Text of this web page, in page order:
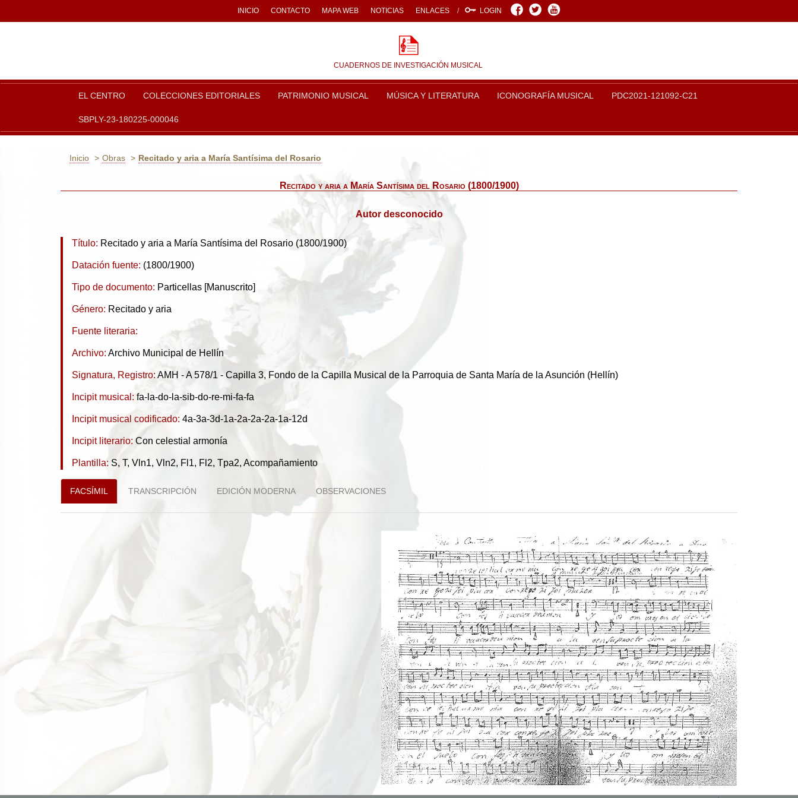
INICIO CONTACTO MAPA WEB NOTICIAS ENLACES LOGIN Facebook
TwitterYoutube
CUADERNOS DE INVESTIGACIÓN MUSICAL
EL CENTRO COLECCIONES EDITORIALES PATRIMONIO MUSICAL MÚSICA Y LITERATURA ICONOGRAFÍA MUSICAL PDC2021-121092-C21
SBPLY-23-180225-000046
Inicio Obras Recitado y aria a María Santísima del Rosario
Recitado y aria a María Santísima del Rosario (1800/1900)
Autor desconocido
Título: Recitado y aria a María Santísima del Rosario (1800/1900)
Datación fuente: (1800/1900)
Tipo de documento: Particellas [Manuscrito]
Género: Recitado y aria
Fuente literaria:
Archivo: Archivo Municipal de Hellín
Signatura, Registro: AMH - A 578/1 - Capilla 3, Fondo de la Capilla Musical de la Parroquia de Santa María de la Asunción (Hellín)
Incipit musical: fa-la-do-la-sib-do-re-mi-fa-fa
Incipit musical codificado: 4a-3a-3d-1a-2a-2a-2a-1a-12d
Incipit literario: Con celestial armonía
Plantilla: S, T, Vln1, Vln2, Fl1, Fl2, Tpa2, Acompañamiento
FACSÍMIL TRANSCRIPCIÓN EDICIÓN MODERNA OBSERVACIONES